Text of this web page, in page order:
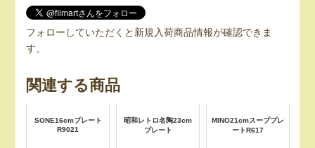
フォローしていただくと新規入荷商品情報が確認できま
す。
関連する商品
SONE16cmプレート
R9021
昭和レトロ名陶23cm
プレート
MINO21cmスーププレ
ートR617